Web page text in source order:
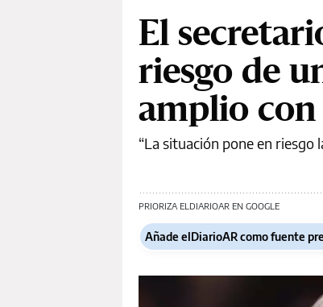
El
riesgo de
amplio con
“La situación pone en riesgo
PRIORIZA ELDIARIOAR EN GOOGLE
Añade elDiarioAR como fuente